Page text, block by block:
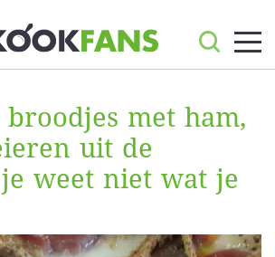
met ham,
uit de
weet niet wat je